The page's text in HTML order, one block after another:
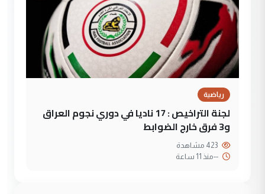
رياضية
لجنة التراخيص : 17 ناديا في دوري نجوم العراق
و3 فرق خارج الضوابط
--منذ 11 ساعة